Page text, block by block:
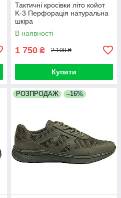
Тактичні кросівки літо койот
K-3 Перфорація натуральна
шкіра
В наявності
1 750 ₴ 2 100 ₴
Купити
РОЗПРОДАЖ –16%